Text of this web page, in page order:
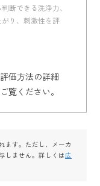
断できる洗浄力、
り、刺激性を評
価方法の詳細
覧ください。
ます。ただし、メーカ
しません。詳しくは広